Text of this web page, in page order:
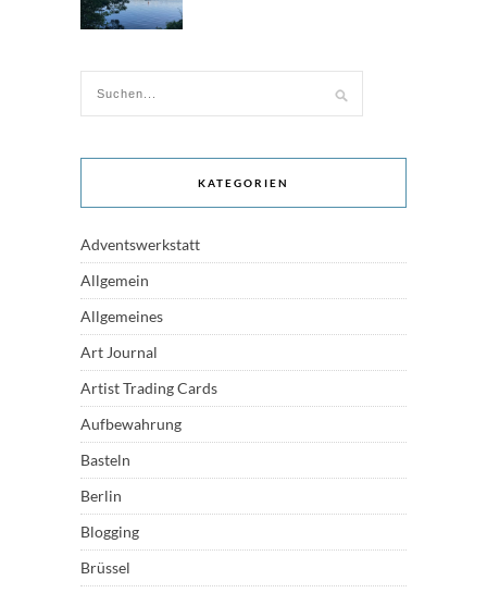
KATEGORIEN
Adventswerkstatt
Allgemein
Allgemeines
Art Journal
Artist Trading Cards
Aufbewahrung
Basteln
Berlin
Blogging
Brüssel